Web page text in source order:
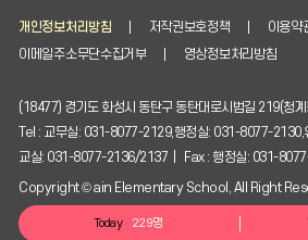
개인정보처리방침 저작권보호정책
이용약
이메일주소무단수집거부
영상정보처리방침
(18477) 경기도 화성시 동탄구 동탄대로시범길 219(청
Tel : 교무실: 031-8077-2129,행정실: 031-8077-
교실: 031-8077-2136/2137 | Fax : 행정실: 031-
Copyright © ain Elementary School, All Right
Today 229명